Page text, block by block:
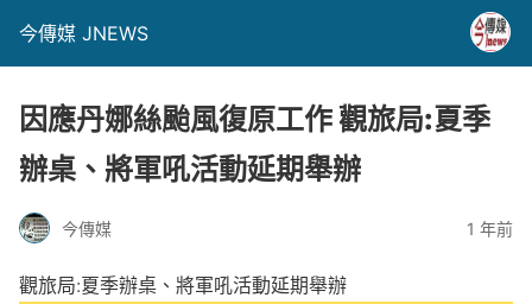
今傳媒 JNEWS
因應丹娜絲颱風復原工作 觀旅局:夏季
辦桌、將軍吼活動延期舉辦
今傳媒 1 年前
觀旅局:夏季辦桌、將軍吼活動延期舉辦